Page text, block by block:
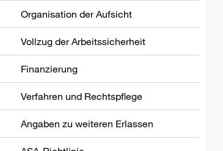
Organisation der Aufsicht
Vollzug der Arbeitssicherheit
Finanzierung
Verfahren und Rechtspflege
Angaben zu weiteren Erlassen